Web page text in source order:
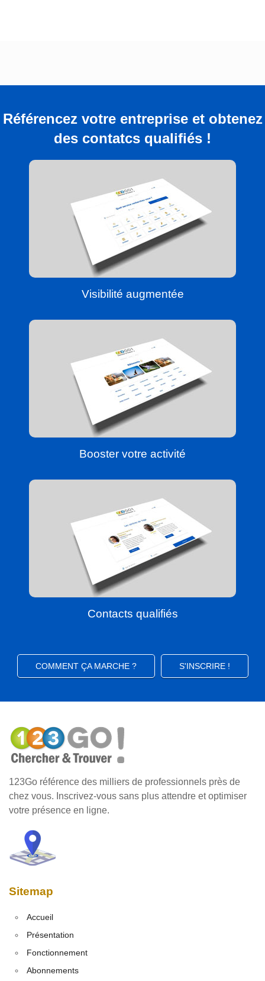
Référencez votre entreprise et obtenez
des contatcs qualifiés !
Visibilité augmentée
Booster votre activité
Contacts qualifiés
COMMENT ÇA MARCHE ? S'INSCRIRE !
123Go référence des milliers de professionnels près de
chez vous. Inscrivez-vous sans plus attendre et optimiser
votre présence en ligne.
Sitemap
Accueil
Présentation
Fonctionnement
Abonnements